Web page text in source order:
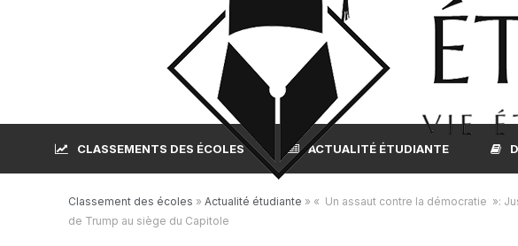
CLASSEMENTS DES ÉCOLES ACTUALITÉ ÉTUDIANTE
Classement des écoles » Actualité étudiante » « Un assaut contre la démocratie »:
de Trump au siège du Capitole